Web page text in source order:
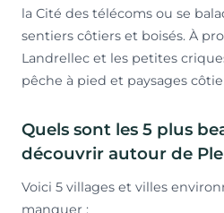
la Cité des télécoms ou se
sentiers côtiers et boisés. À
Landrellec et les petites
pêche à pied et paysages
Quels sont les 5 plus
découvrir autour de
Voici 5 villages et villes
manquer :